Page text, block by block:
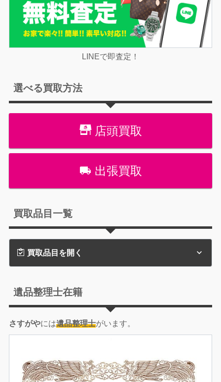
LINEで即査定！
選べる買取方法
店頭買取
出張買取
買取品目一覧
買取品目を開く
遺品整理士在籍
さすがやには遺品整理士がいます。